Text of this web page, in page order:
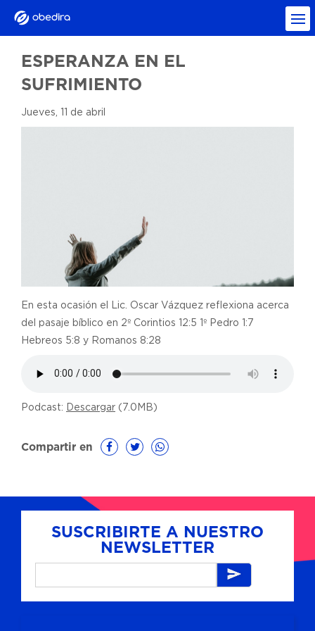
ESPERANZA EN EL
SUFRIMIENTO
Jueves, 11 de abril
En esta ocasión el Lic. Oscar Vázquez reflexiona acerca
del pasaje bíblico en 2º Corintios 12:5 1º Pedro 1:7
Hebreos 5:8 y Romanos 8:28
Podcast: Descargar (7.0MB)
Compartir en
SUSCRIBIRTE A NUESTRO
NEWSLETTER